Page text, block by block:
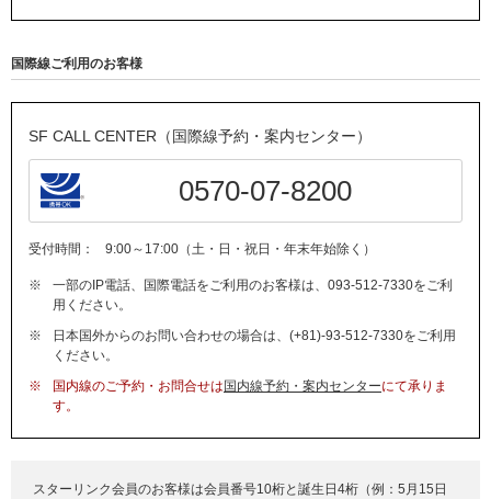
国際線ご利用のお客様
SF CALL CENTER（国際線予約・案内センター）
0570-07-8200
受付時間： 9:00～17:00（土・日・祝日・年末年始除く）
※
一部のIP電話、国際電話をご利用のお客様は、093-512-7330をご利
用ください。
※
日本国外からのお問い合わせの場合は、(+81)-93-512-7330をご利用
ください。
※
国内線のご予約・お問合せは 国内線予約・案内センターにて承りま
す。
スターリンク会員のお客様は会員番号10桁と誕生日4桁（例：5月15日